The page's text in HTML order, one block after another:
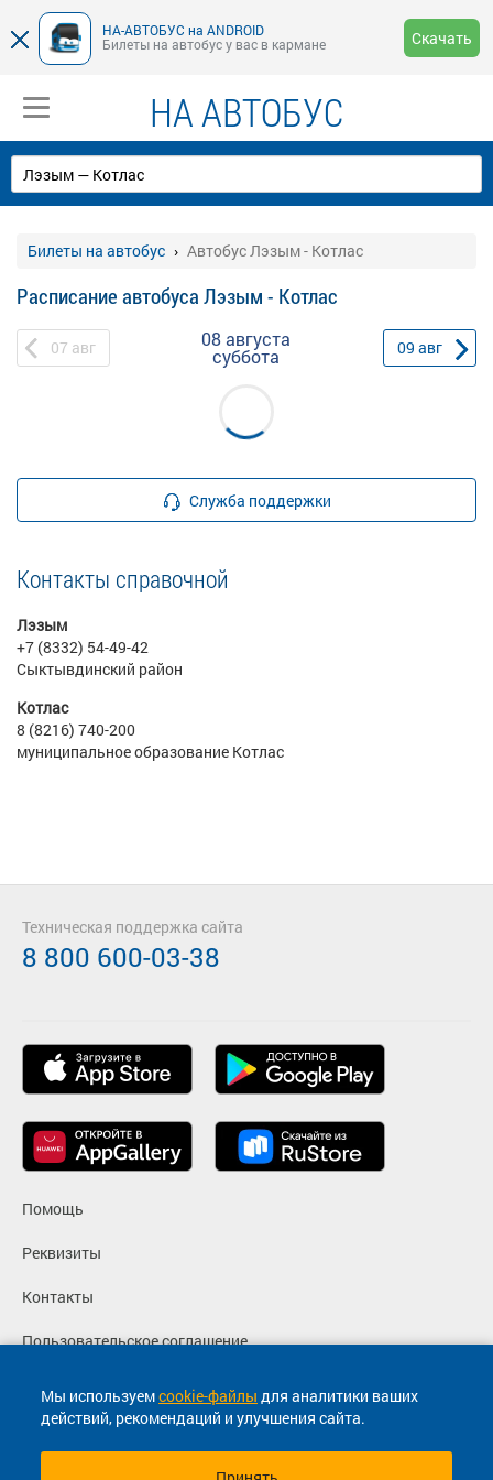
НА-АВТОБУС на ANDROID
Билеты на автобус у вас в кармане
Скачать
НА АВТОБУС
Билеты на автобус Автобус Лэзым - Котлас
Расписание автобуса Лэзым - Котлас
07 авг 08 августа
суббота 09 авг
Служба поддержки
Контакты справочной
Лэзым
+7 (8332) 54-49-42
Сыктывдинский район
Котлас
8 (8216) 740-200
муниципальное образование Котлас
Мы используемcookie-файлы для аналитики ваших
действий, рекомендаций и улучшения сайта.
Помощь
Реквизиты
Контакты
Пользовательское соглашение
Политика конфиденциальности
Согласие на маркетинговые сообщения
Техническая поддержка сайта
8 800 600-03-38